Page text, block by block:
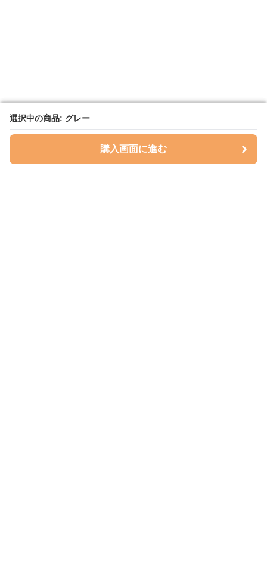
選択中の商品: グレー
購入画面に進む
選択中の商品: グレー
購入画面に進む